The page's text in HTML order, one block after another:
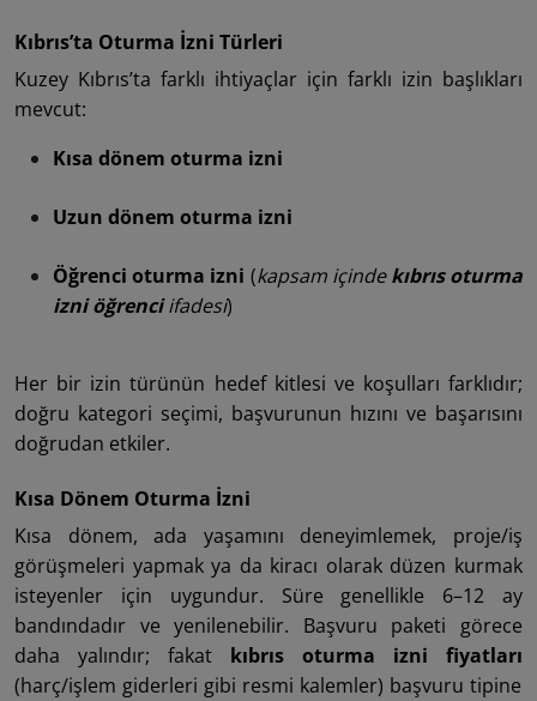
Kıbrıs’ta Oturma İzni Türleri
Kuzey Kıbrıs’ta farklı ihtiyaçlar için farklı izin başlıkları
mevcut:
Kısa dönem oturma izni
Uzun dönem oturma izni
Öğrenci oturma izni (kapsam içindekıbrıs oturma
izni öğrenciifadesi)
Her bir izin türünün hedef kitlesi ve koşulları farklıdır;
doğru kategori seçimi, başvurunun hızını ve başarısını
doğrudan etkiler.
Kısa Dönem Oturma İzni
Kısa dönem, ada yaşamını deneyimlemek, proje/iş
görüşmeleri yapmak ya da kiracı olarak düzen kurmak
isteyenler için uygundur. Süre genellikle 6–12 ay
bandındadır ve yenilenebilir. Başvuru paketi görece
daha yalındır; fakat kıbrıs oturma izni fiyatları
(harç/işlem giderleri gibi resmi kalemler) başvuru tipine